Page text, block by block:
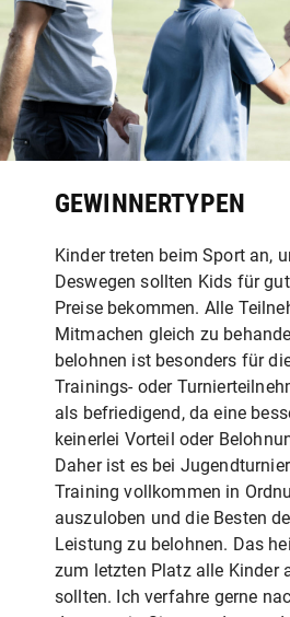
GEWINNERTYPEN
Kinder treten beim Sport an,
Deswegen sollten Kids für
Preise bekommen. Alle
Mitmachen gleich zu
belohnen ist besonders für
Trainings- oder
als befriedigend, da eine
keinerlei Vorteil oder
Daher ist es bei
Training vollkommen in
auszuloben und die Besten
Leistung zu belohnen. Das
zum letzten Platz alle Kinder
sollten. Ich verfahre gerne